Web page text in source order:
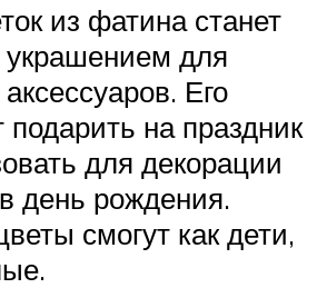
из фатина станет
для
Его
на праздник
для декорации
день рождения.
смогут как дети,